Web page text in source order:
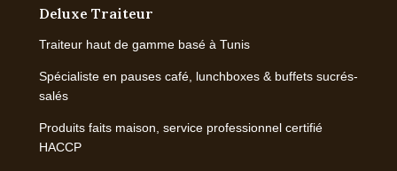
Deluxe Traiteur
Traiteur haut de gamme basé à Tunis
Spécialiste en pauses café, lunchboxes & buffets sucrés-
salés
Produits faits maison, service professionnel certifié
HACCP